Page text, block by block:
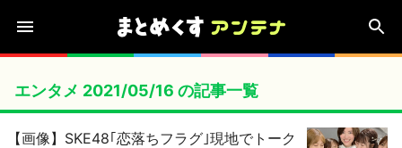
エンタメ 2021/05/16 の記事一覧
【画像】SKE48｢恋落ちフラグ｣現地でトーク